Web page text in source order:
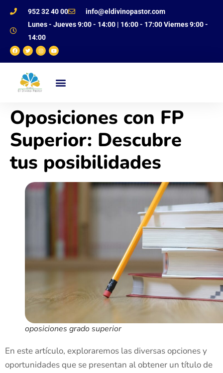
952 32 40 00
info@eldivinopastor.com
Lunes - Jueves 9:00 - 14:00 | 16:00 - 17:00 Viernes 9:00 -
14:00
Oposiciones con FP
Superior: Descubre
tus posibilidades
oposiciones grado superior
En este artículo, exploraremos las diversas opciones y
oportunidades que se presentan al obtener un título de